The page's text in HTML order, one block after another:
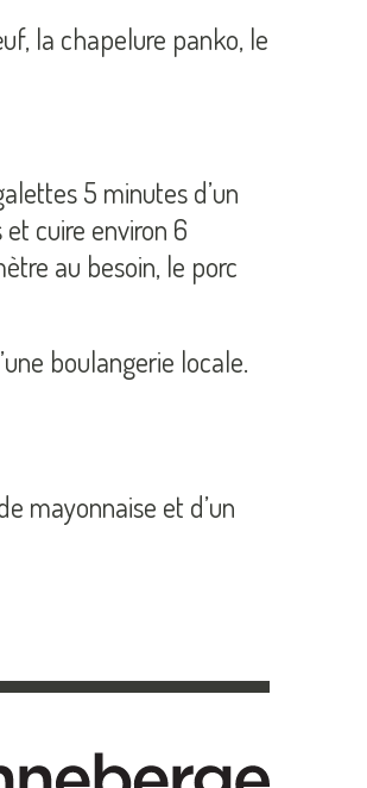
la chapelure panko, le
5 minutes d’un
cuire environ 6
au besoin, le porc
boulangerie locale.
mayonnaise et d’un